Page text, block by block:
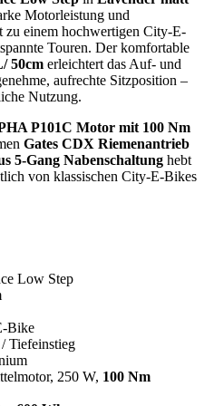
Motorleistung und
zu einem hochwertigen City-E-
Touren. Der komfortable
50cm erleichtert das Auf- und
aufrechte Sitzposition –
Nutzung.
P101C Motor mit 100 Nm
Gates CDX Riemenantrieb
5-Gang Nabenschaltung hebt
von klassischen City-E-Bikes
Low Step
Bike
Tiefeinstieg
250 W, 100 Nm